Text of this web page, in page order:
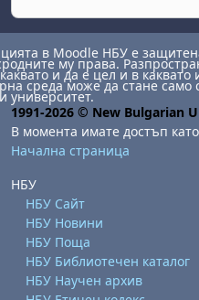
в Moodle НБУ е
му права.
и да е цел и в
среда може да стане само
университет.
1991-2026 © New Bulgarian
В момента имате достъп като
Начална страница
НБУ
НБУ Сайт
НБУ Новини
НБУ Поща
НБУ Библиотечен каталог
НБУ Научен архив